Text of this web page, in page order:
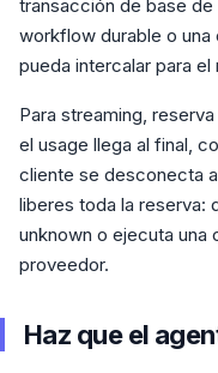
transacción de base
workflow durable o
pueda intercalar para
Para streaming,
el usage llega al final,
cliente se desconecta
liberes toda la reserva:
unknown o ejecuta
proveedor.
Haz que el